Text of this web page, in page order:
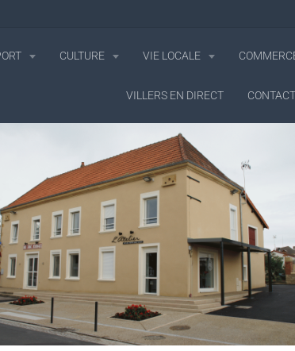
CULTURE VIE LOCALE
VILLERS EN DIRECT CONTACT